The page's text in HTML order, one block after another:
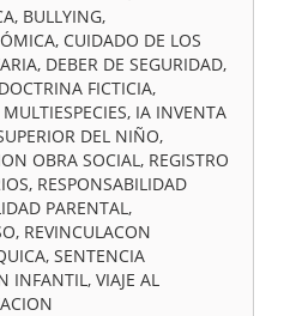
BULLYING,
CUIDADO DE LOS
DEBER DE SEGURIDAD,
FICTICIA,
IA INVENTA
DEL NIÑO,
OBRA SOCIAL, REGISTRO
RESPONSABILIDAD
PARENTAL,
REVINCULACON
SENTENCIA
INFANTIL, VIAJE AL